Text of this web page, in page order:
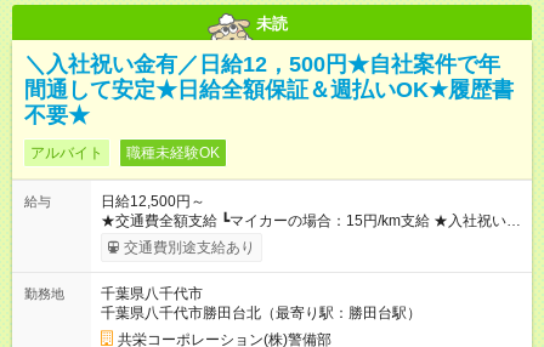
未読
＼入社祝い金有／日給12，500円★自社案件で年
間通して安定★日給全額保証＆週払いOK★履歴書
不要★
アルバイト 職種未経験OK
給与
日給12,500円～
★交通費全額支給 ┗マイカーの場合：15円/km支給 ★入社祝い金
「5万円」あり ★残業手当 ┗残業代は別途全額支給いたします ---
1200円×7ｈ×4日間 （休憩2時間分も給与が発生します♪） 【試
用期間】試用期間あり 試用期間の長さ：3ヶ月 雇用形態、給与
は本採用時と同じです。
交通費別途支給あり
勤務地
千葉県八千代市
千葉県八千代市勝田台北（最寄り駅：勝田台駅）
共栄コーポレーション(株)警備部